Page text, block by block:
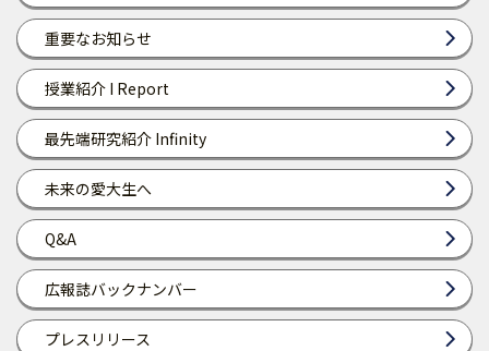
重要なお知らせ
授業紹介 I Report
最先端研究紹介 Infinity
未来の愛大生へ
Q&A
広報誌バックナンバー
プレスリリース